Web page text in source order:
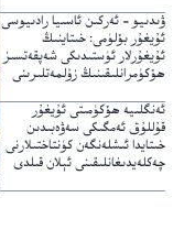
ۋىدىيو – ئەركىن ئاسىيا رادىيوسى
ئۇيغۇر بۆلۈمى: خىتاينىڭ
ئۇيغۇرلار ئۈستىدىكى شەپقەتسىز
ھۆكۈمرانلىقىنىڭ زۇلمەتلىرىنى
ئەنگلىيە ھۆكۈمىتى ئۇيغۇر
قۇللۇق ئەمگىكى سەۋەبىدىن
خىتايدا ئىشلەنگەن كۈنتاختىلارنى
چەكلەيدىغانلىقىنى ئېلان قىلدى